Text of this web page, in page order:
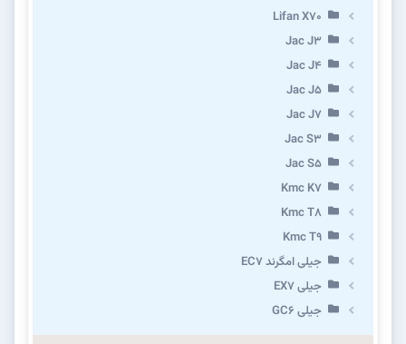
Lifan X70
Jac J3
Jac J4
Jac J5
Jac J7
Jac S3
Jac S5
Kmc K7
Kmc T8
Kmc T9
جیلی امگرند EC7
جیلی EX7
جیلی GC6